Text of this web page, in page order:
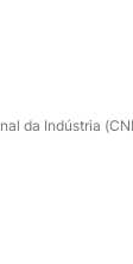
da Indústria